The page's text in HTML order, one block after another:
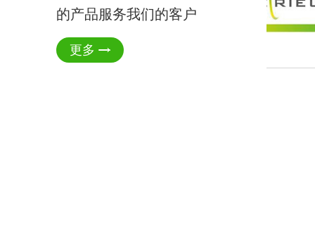
的产品服务我们的客户
更多